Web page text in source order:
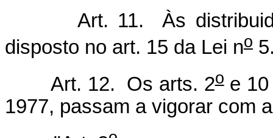
Art. 11. Às
disposto no art. 15 da Lei no
Art. 12. Os arts. 2oe 10
1977, passam a vigorar com